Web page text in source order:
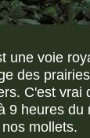
une voie
des
C'est vrai
9 heures du
mollets.